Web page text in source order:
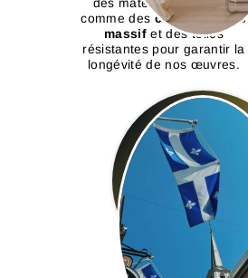
des matériaux durables
comme des cadres en bois
massifet des toiles
résistantes pour garantir la
longévité de nos œuvres.